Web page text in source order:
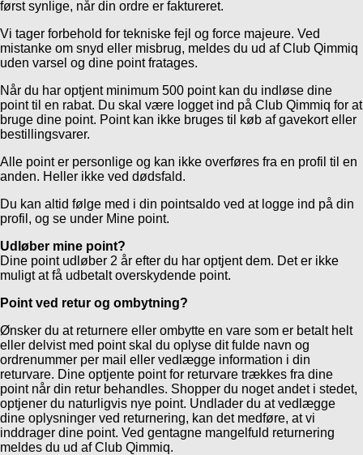
først synlige, når din ordre er faktureret.
Vi tager forbehold for tekniske fejl og force majeure. Ved
mistanke om snyd eller misbrug, meldes du ud af Club Qimmiq
uden varsel og dine point fratages.
Når du har optjent minimum 500 point kan du indløse dine
point til en rabat. Du skal være logget ind på Club Qimmiq for at
bruge dine point. Point kan ikke bruges til køb af gavekort eller
bestillingsvarer.
Alle point er personlige og kan ikke overføres fra en profil til en
anden. Heller ikke ved dødsfald.
Du kan altid følge med i din pointsaldo ved at logge ind på din
profil, og se under Mine point.
Udløber mine point?
Dine point udløber 2 år efter du har optjent dem. Det er ikke
muligt at få udbetalt overskydende point.
Point ved retur og ombytning?
Ønsker du at returnere eller ombytte en vare som er betalt helt
eller delvist med point skal du oplyse dit fulde navn og
ordrenummer per mail eller vedlægge information i din
returvare. Dine optjente point for returvare trækkes fra dine
point når din retur behandles. Shopper du noget andet i stedet,
optjener du naturligvis nye point. Undlader du at vedlægge
dine oplysninger ved returnering, kan det medføre, at vi
inddrager dine point. Ved gentagne mangelfuld returnering
meldes du ud af Club Qimmiq.